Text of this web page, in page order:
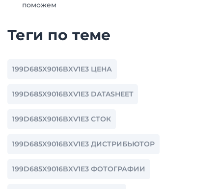
поможем
Теги по теме
199D685X9016BXV1E3 ЦЕНА
199D685X9016BXV1E3 DATASHEET
199D685X9016BXV1E3 СТОК
199D685X9016BXV1E3 ДИСТРИБЬЮТОР
199D685X9016BXV1E3 ФОТОГРАФИИ